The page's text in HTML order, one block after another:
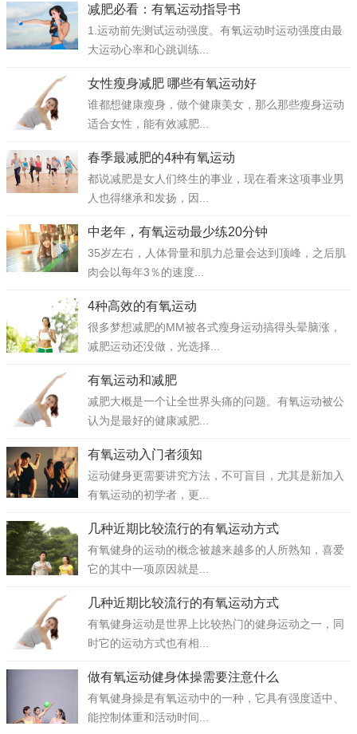
减肥必看：有氧运动指导书
1.运动前先测试运动强度。有氧运动时运动强度由最
大运动心率和心跳训练...
女性瘦身减肥 哪些有氧运动好
谁都想健康瘦身，做个健康美女，那么那些瘦身运动
适合女性，能有效减肥...
春季最减肥的4种有氧运动
都说减肥是女人们终生的事业，现在看来这项事业男
人也得继承和发扬，因...
中老年，有氧运动最少练20分钟
35岁左右，人体骨量和肌力总量会达到顶峰，之后肌
肉会以每年3％的速度...
4种高效的有氧运动
很多梦想减肥的MM被各式瘦身运动搞得头晕脑涨，
减肥运动还没做，光选择...
有氧运动和减肥
减肥大概是一个让全世界头痛的问题。有氧运动被公
认为是最好的健康减肥...
有氧运动入门者须知
运动健身更需要讲究方法，不可盲目，尤其是新加入
有氧运动的初学者，更...
几种近期比较流行的有氧运动方式
有氧健身的运动的概念被越来越多的人所熟知，喜爱
它的其中一项原因就是...
几种近期比较流行的有氧运动方式
有氧健身运动是世界上比较热门的健身运动之一，同
时它的运动方式也有相...
做有氧运动健身体操需要注意什么
有氧健身操是有氧运动中的一种，它具有强度适中、
能控制体重和活动时间...